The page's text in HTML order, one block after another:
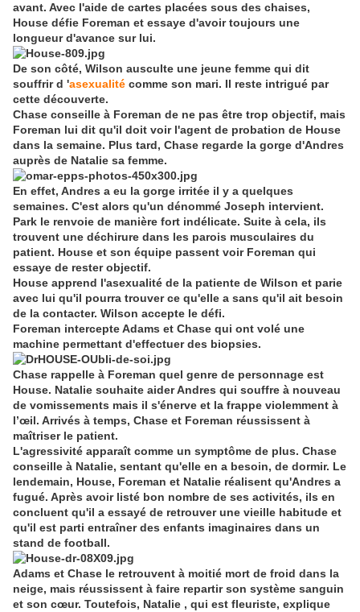
avant. Avec l'aide de cartes placées sous des chaises,
House défie Foreman et essaye d'avoir toujours une
longueur d'avance sur lui.
De son côté, Wilson ausculte une jeune femme qui dit
souffrir d 'asexualité comme son mari. Il reste intrigué par
cette découverte.
Chase conseille à Foreman de ne pas être trop objectif, mais
Foreman lui dit qu'il doit voir l'agent de probation de House
dans la semaine. Plus tard, Chase regarde la gorge d'Andres
auprès de Natalie sa femme.
En effet, Andres a eu la gorge irritée il y a quelques
semaines. C'est alors qu'un dénommé Joseph intervient.
Park le renvoie de manière fort indélicate. Suite à cela, ils
trouvent une déchirure dans les parois musculaires du
patient. House et son équipe passent voir Foreman qui
essaye de rester objectif.
House apprend l'asexualité de la patiente de Wilson et parie
avec lui qu'il pourra trouver ce qu'elle a sans qu'il ait besoin
de la contacter. Wilson accepte le défi.
Foreman intercepte Adams et Chase qui ont volé une
machine permettant d'effectuer des biopsies.
Chase rappelle à Foreman quel genre de personnage est
House. Natalie souhaite aider Andres qui souffre à nouveau
de vomissements mais il s'énerve et la frappe violemment à
l’œil. Arrivés à temps, Chase et Foreman réussissent à
maîtriser le patient.
L'agressivité apparaît comme un symptôme de plus. Chase
conseille à Natalie, sentant qu'elle en a besoin, de dormir. Le
lendemain, House, Foreman et Natalie réalisent qu'Andres a
fugué. Après avoir listé bon nombre de ses activités, ils en
concluent qu'il a essayé de retrouver une vieille habitude et
qu'il est parti entraîner des enfants imaginaires dans un
stand de football.
Adams et Chase le retrouvent à moitié mort de froid dans la
neige, mais réussissent à faire repartir son système sanguin
et son cœur. Toutefois, Natalie , qui est fleuriste, explique